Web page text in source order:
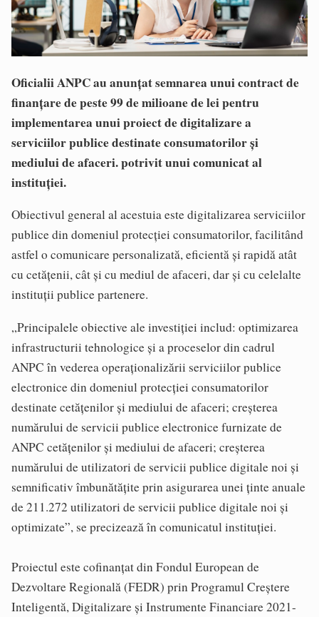
Oficialii ANPC au anunțat semnarea unui contract de
finanţare de peste 99 de milioane de lei pentru
implementarea unui proiect de digitalizare a
serviciilor publice destinate consumatorilor şi
mediului de afaceri. potrivit unui comunicat al
instituţiei.
Obiectivul general al acestuia este digitalizarea serviciilor
publice din domeniul protecţiei consumatorilor, facilitând
astfel o comunicare personalizată, eficientă şi rapidă atât
cu cetăţenii, cât şi cu mediul de afaceri, dar şi cu celelalte
instituţii publice partenere.
„Principalele obiective ale investiţiei includ: optimizarea
infrastructurii tehnologice şi a proceselor din cadrul
ANPC în vederea operaţionalizării serviciilor publice
electronice din domeniul protecţiei consumatorilor
destinate cetăţenilor şi mediului de afaceri; creşterea
numărului de servicii publice electronice furnizate de
ANPC cetăţenilor şi mediului de afaceri; creşterea
numărului de utilizatori de servicii publice digitale noi şi
semnificativ îmbunătăţite prin asigurarea unei ţinte anuale
de 211.272 utilizatori de servicii publice digitale noi şi
optimizate”, se precizează în comunicatul instituției.
Proiectul este cofinanţat din Fondul European de
Dezvoltare Regională (FEDR) prin Programul Creştere
Inteligentă, Digitalizare şi Instrumente Financiare 2021-